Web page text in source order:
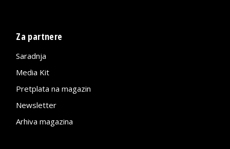
Za partnere
Saradnja
Media Kit
Pretplata na magazin
Newsletter
Arhiva magazina